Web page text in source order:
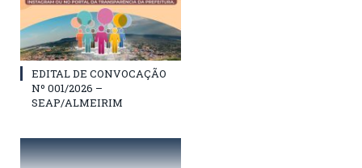
EDITAL DE CONVOCAÇÃO
Nº 001/2026 –
SEAP/ALMEIRIM